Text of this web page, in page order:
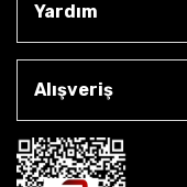
Yardım
Alışveriş